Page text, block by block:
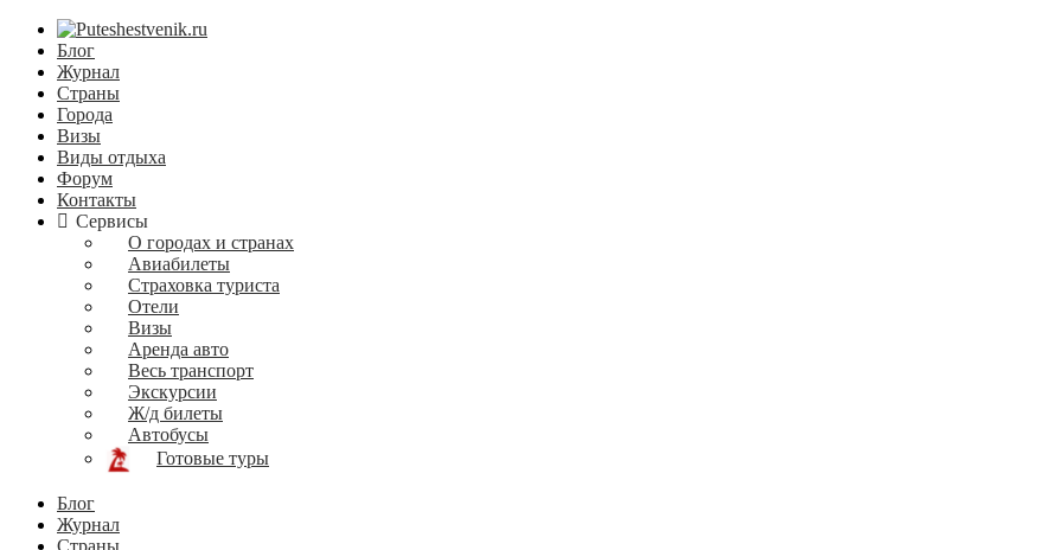
Блог
Журнал
Страны
Города
Визы
Виды отдыха
Форум
Контакты
Сервисы
О городах и странах
Авиабилеты
Страховка туриста
Отели
Визы
Аренда авто
Весь транспорт
Экскурсии
Ж/д билеты
Автобусы
Готовые туры
Блог
Журнал
Страны